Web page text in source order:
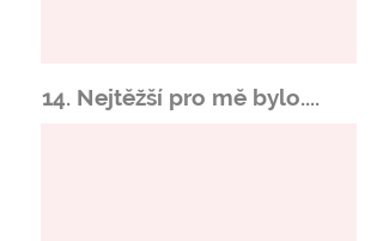
14. Nejtěžší pro mě bylo....